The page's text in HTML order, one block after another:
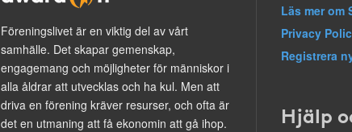
Föreningslivet är en viktig del av vårt
samhälle. Det skapar gemenskap,
engagemang och möjligheter för människor i
alla åldrar att utvecklas och ha kul. Men att
driva en förening kräver resurser, och ofta är
det en utmaning att få ekonomin att gå ihop.
Läs mer om
Privacy
Registrera
Hjälp